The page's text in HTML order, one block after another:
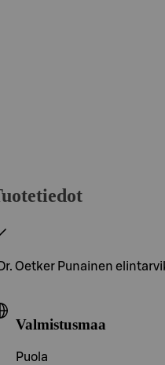
Dr. Oetker Punainen
Valmistusmaa
Puola